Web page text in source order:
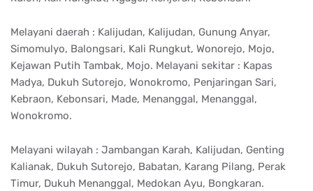
Melayani daerah : Kalijudan, Kalijudan, Gunung Anyar,
Simomulyo, Balongsari, Kali Rungkut, Wonorejo, Mojo,
Kejawan Putih Tambak, Mojo. Melayani sekitar : Kapas
Madya, Dukuh Sutorejo, Wonokromo, Penjaringan Sari,
Kebraon, Kebonsari, Made, Menanggal, Menanggal,
Wonokromo.
Melayani wilayah : Jambangan Karah, Kalijudan, Genting
Kalianak, Dukuh Sutorejo, Babatan, Karang Pilang, Perak
Timur, Dukuh Menanggal, Medokan Ayu, Bongkaran.